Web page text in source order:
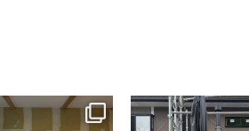
tomohouseinc
tomohouseinc
6月 3